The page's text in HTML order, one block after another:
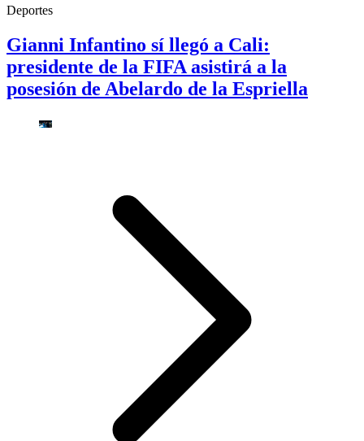
Deportes
Gianni Infantino sí llegó a Cali:
presidente de la FIFA asistirá a la
posesión de Abelardo de la Espriella